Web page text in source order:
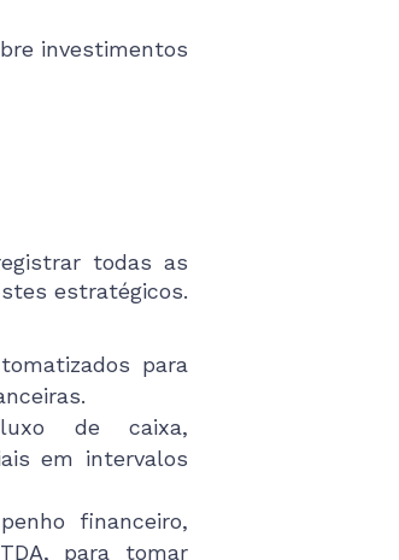
investimentos
todas as
estratégicos.
para
de caixa,
em intervalos
financeiro,
para tomar